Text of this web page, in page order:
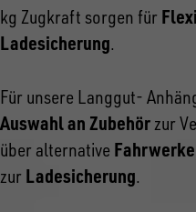
kg Zugkraft sorgen für
Ladesicherung.
Für unsere Langgut-
Auswahl an Zubehör zur
über alternative Fahrwerke
zur Ladesicherung.